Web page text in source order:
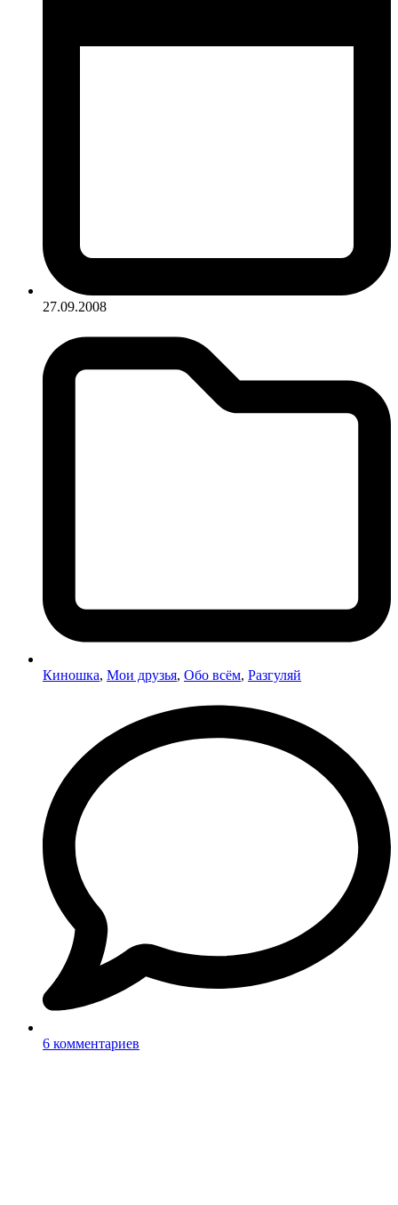
27.09.2008
Киношка, Мои друзья, Обо всём, Разгуляй
6 комментариев